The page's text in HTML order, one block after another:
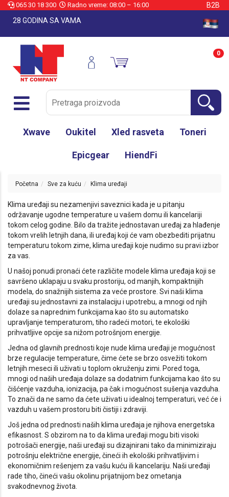
065 30 18 300 Radno vreme: 08:00 – 16:00
B2B
28 GODINA SA VAMA
Xwave Oukitel Xled rasveta Toneri
Epicgear HiendFi
0
Početna Sve za kuću Klima uređaji
Klima uređaji su nezamenjivi saveznici kada je u pitanju
održavanje ugodne temperature u vašem domu ili kancelariji
tokom celog godine. Bilo da tražite jednostavan uređaj za hlađenje
tokom vrelih letnjih dana, ili uređaj koji će vam obezbediti prijatnu
temperaturu tokom zime, klima uređaji koje nudimo su pravi izbor
za vas.
U našoj ponudi pronaći ćete različite modele klima uređaja koji se
savršeno uklapaju u svaku prostoriju, od manjih, kompaktnijih
modela, do snažnijih sistema za veće prostore. Svi naši klima
uređaji su jednostavni za instalaciju i upotrebu, a mnogi od njih
dolaze sa naprednim funkcijama kao što su automatsko
upravljanje temperaturom, tiho radeći motori, te ekološki
prihvatljive opcije sa nižom potrošnjom energije.
Jedna od glavnih prednosti koje nude klima uređaji je mogućnost
brze regulacije temperature, čime ćete se brzo osvežiti tokom
letnjih meseci ili uživati u toplom okruženju zimi. Pored toga,
mnogi od naših uređaja dolaze sa dodatnim funkcijama kao što su
čišćenje vazduha, ionizacija, pa čak i mogućnost sušenja vazduha.
To znači da ne samo da ćete uživati u idealnoj temperaturi, već će i
vazduh u vašem prostoru biti čistiji i zdraviji.
Još jedna od prednosti naših klima uređaja je njihova energetska
efikasnost. S obzirom na to da klima uređaji mogu biti visoki
potrošači energije, naši uređaji su dizajnirani tako da minimiziraju
potrošnju električne energije, čineći ih ekološki prihvatljivim i
ekonomičnim rešenjem za vašu kuću ili kancelariju. Naši uređaji
rade tiho, čineći vašu okolinu prijatnijom bez ometanja
svakodnevnog života.